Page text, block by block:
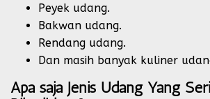
Peyek udang.
Bakwan udang.
Rendang udang.
Dan masih banyak kuliner
Apa saja Jenis Udang Yang